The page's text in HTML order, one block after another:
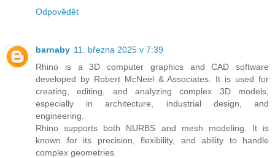
Odpovědět
barnaby 11. března 2025 v 7:39
Rhino is a 3D computer graphics and CAD software
developed by Robert McNeel & Associates. It is used for
creating, editing, and analyzing complex 3D models,
especially in architecture, industrial design, and
engineering.
Rhino supports both NURBS and mesh modeling. It is
known for its precision, flexibility, and ability to handle
complex geometries.